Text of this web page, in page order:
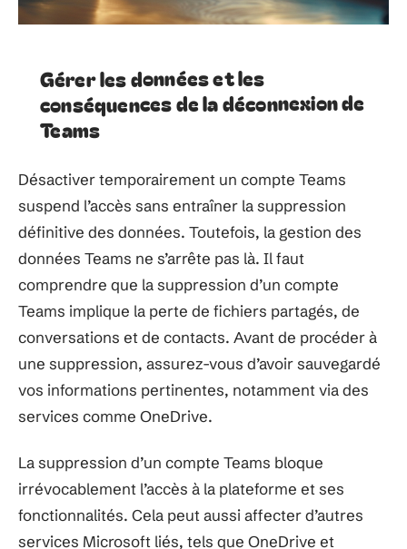
Gérer les données et les
conséquences de la déconnexion de
Teams
Désactiver temporairement un compte Teams
suspend l’accès sans entraîner la suppression
définitive des données. Toutefois, la gestion des
données Teams ne s’arrête pas là. Il faut
comprendre que la suppression d’un compte
Teams implique la perte de fichiers partagés, de
conversations et de contacts. Avant de procéder à
une suppression, assurez-vous d’avoir sauvegardé
vos informations pertinentes, notamment via des
services comme OneDrive.
La suppression d’un compte Teams bloque
irrévocablement l’accès à la plateforme et ses
fonctionnalités. Cela peut aussi affecter d’autres
services Microsoft liés, tels que OneDrive et